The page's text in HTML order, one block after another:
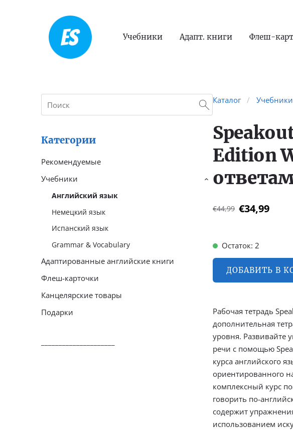
Учебники Адапт. книги Флеш-
Категории
Рекомендуемые
Учебники
Английский язык
Немецкий язык
Испанский язык
Grammar & Vocabulary
›
Адаптированные английские книги
Флеш-карточки
Канцелярские товары
Подарки
Каталог Учебники
Edition
€44,99 €34,99
Остаток: 2
ДОБАВИТЬ В
Рабочая тетрадь
дополнительная
уровня. Развивайте
речи с помощью
курса английского
ориентированного
комплексный курс
говорить по-
содержит
использованием